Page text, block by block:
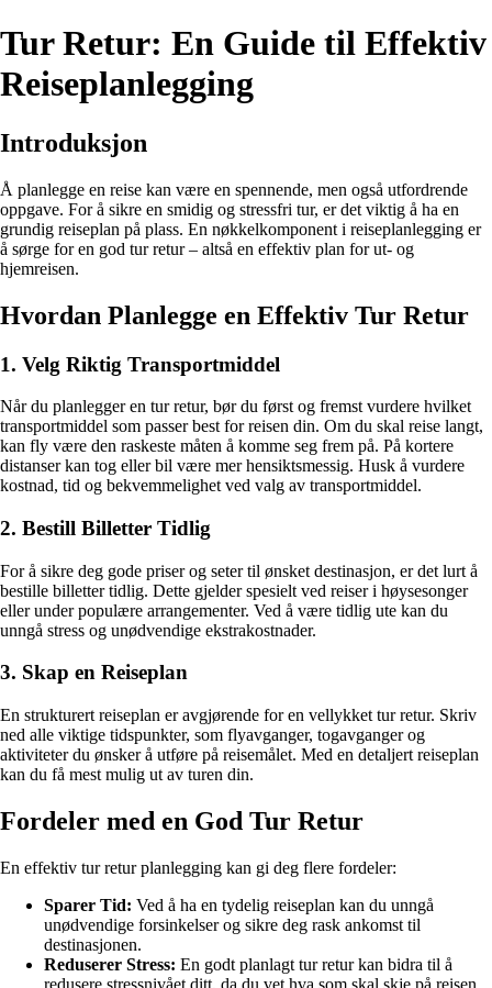
Tur Retur: En Guide til Effektiv
Reiseplanlegging
Introduksjon
Å planlegge en reise kan være en spennende, men også utfordrende
oppgave. For å sikre en smidig og stressfri tur, er det viktig å ha en
grundig reiseplan på plass. En nøkkelkomponent i reiseplanlegging er
å sørge for en god tur retur – altså en effektiv plan for ut- og
hjemreisen.
Hvordan Planlegge en Effektiv Tur Retur
1. Velg Riktig Transportmiddel
Når du planlegger en tur retur, bør du først og fremst vurdere hvilket
transportmiddel som passer best for reisen din. Om du skal reise langt,
kan fly være den raskeste måten å komme seg frem på. På kortere
distanser kan tog eller bil være mer hensiktsmessig. Husk å vurdere
kostnad, tid og bekvemmelighet ved valg av transportmiddel.
2. Bestill Billetter Tidlig
For å sikre deg gode priser og seter til ønsket destinasjon, er det lurt å
bestille billetter tidlig. Dette gjelder spesielt ved reiser i høysesonger
eller under populære arrangementer. Ved å være tidlig ute kan du
unngå stress og unødvendige ekstrakostnader.
3. Skap en Reiseplan
En strukturert reiseplan er avgjørende for en vellykket tur retur. Skriv
ned alle viktige tidspunkter, som flyavganger, togavganger og
aktiviteter du ønsker å utføre på reisemålet. Med en detaljert reiseplan
kan du få mest mulig ut av turen din.
Fordeler med en God Tur Retur
En effektiv tur retur planlegging kan gi deg flere fordeler:
Sparer Tid: Ved å ha en tydelig reiseplan kan du unngå
unødvendige forsinkelser og sikre deg rask ankomst til
destinasjonen.
Reduserer Stress: En godt planlagt tur retur kan bidra til å
redusere stressnivået ditt, da du vet hva som skal skje på reisen